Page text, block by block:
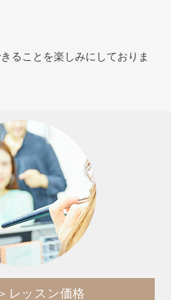
ることを楽しみにしておりま
＞レッスン価格